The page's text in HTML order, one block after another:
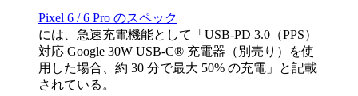
Pixel 6 / 6 Pro のスペック
には、急速充電機能として「USB-PD 3.0（PPS）
対応 Google 30W USB-C® 充電器（別売り）を使
用した場合、約 30 分で最大 50% の充電」と記載
されている。